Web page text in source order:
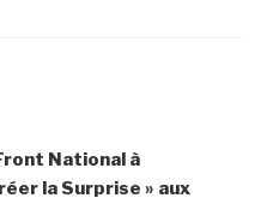
National à
la Surprise » aux